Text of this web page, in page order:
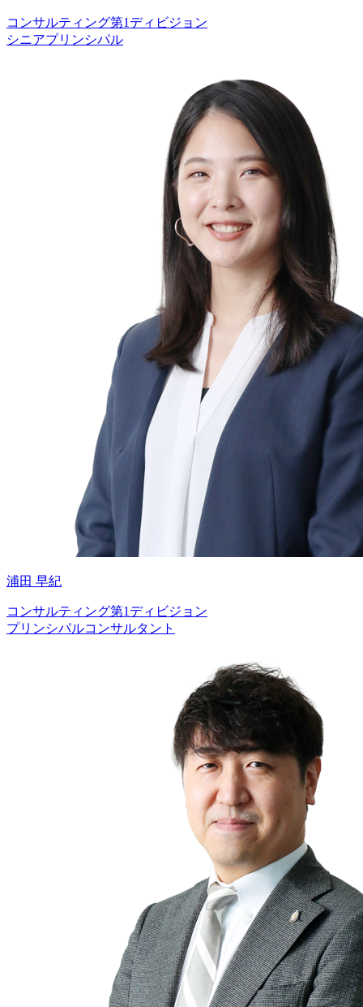
コンサルティング第1ディビジョン
シニアプリンシパル
浦田 早紀
コンサルティング第1ディビジョン
プリンシパルコンサルタント